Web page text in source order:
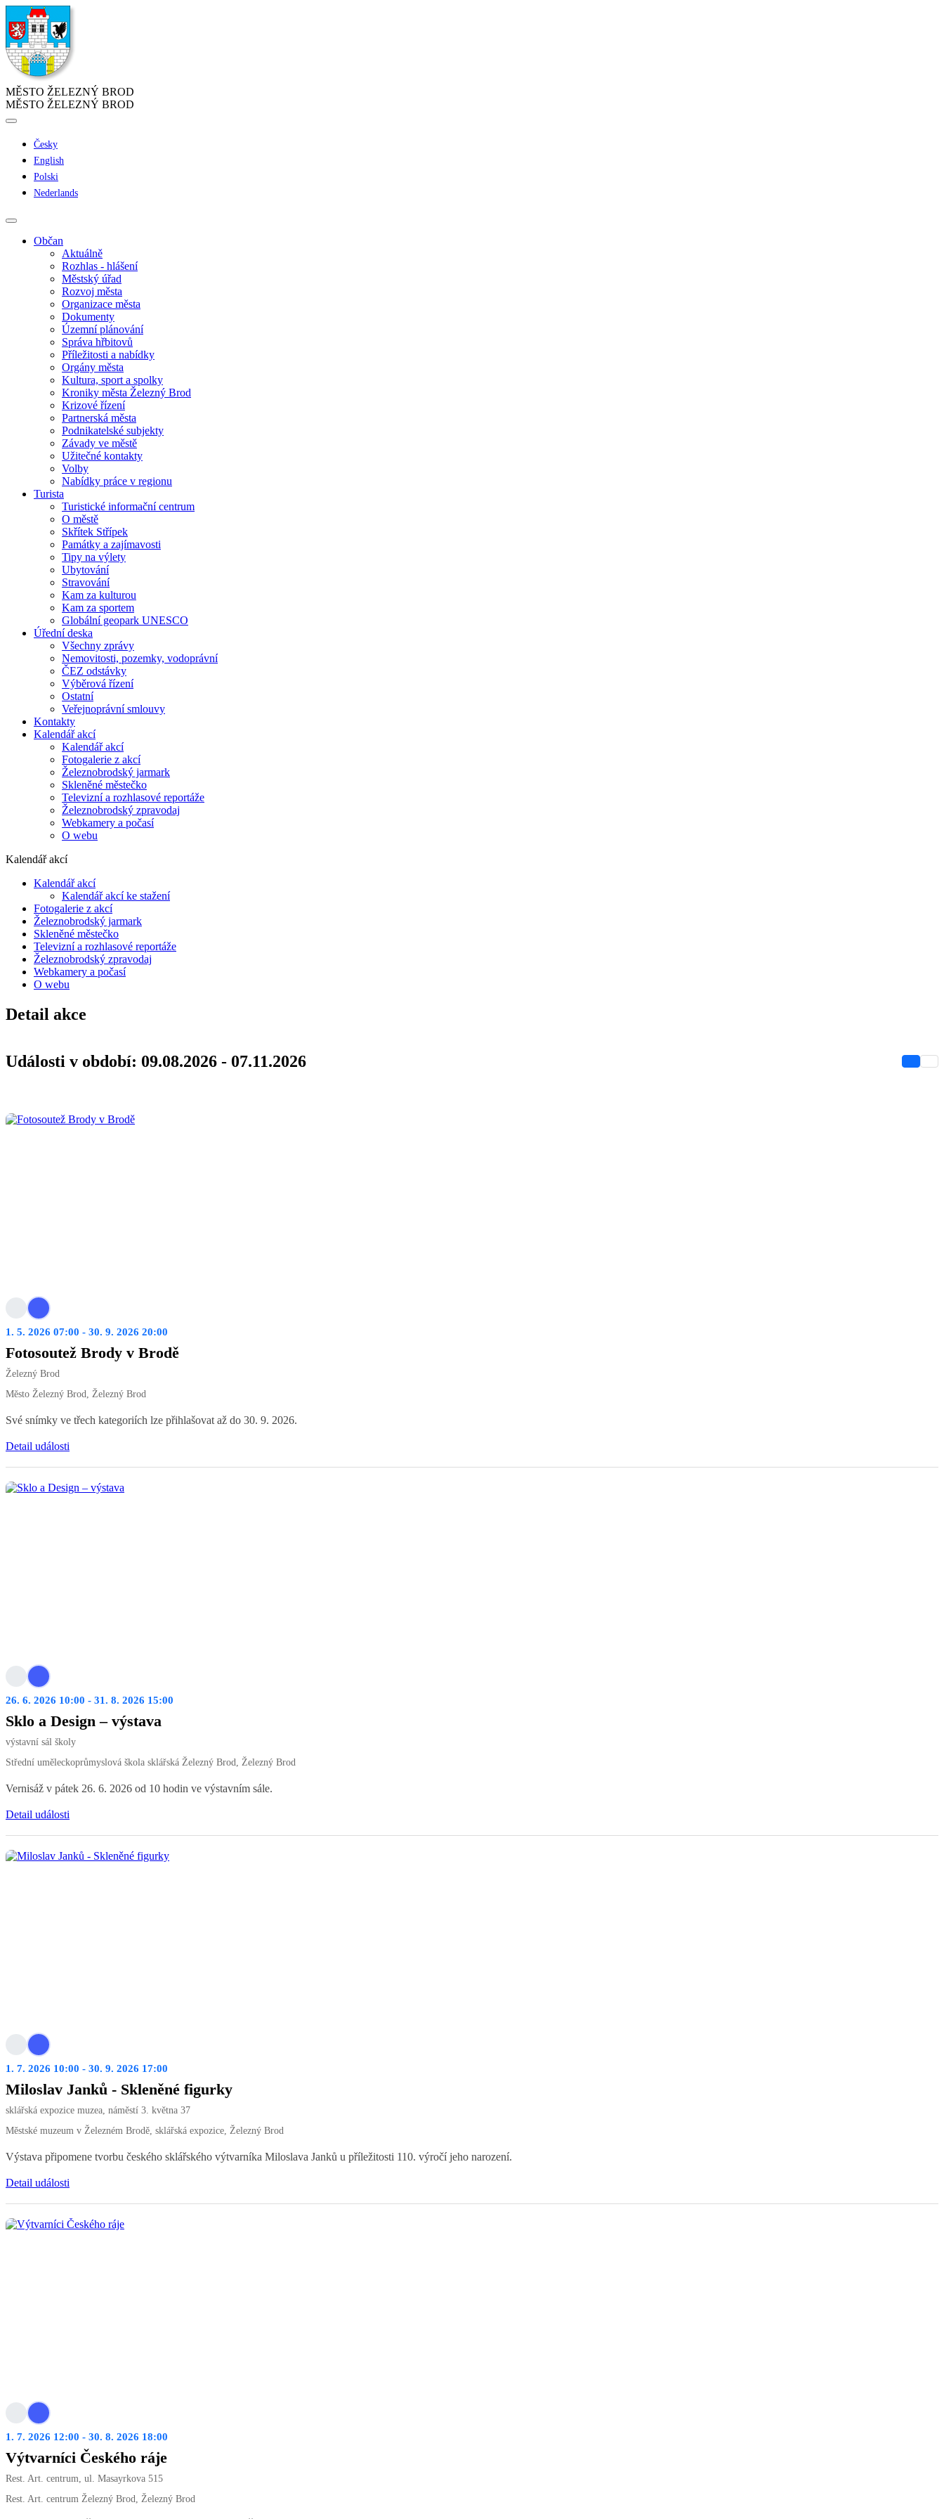
MĚSTO ŽELEZNÝ BROD
MĚSTO ŽELEZNÝ BROD
Česky
English
Polski
Nederlands
Občan
Aktuálně
Rozhlas - hlášení
Městský úřad
Rozvoj města
Organizace města
Dokumenty
Územní plánování
Správa hřbitovů
Příležitosti a nabídky
Orgány města
Kultura, sport a spolky
Kroniky města Železný Brod
Krizové řízení
Partnerská města
Podnikatelské subjekty
Závady ve městě
Užitečné kontakty
Volby
Nabídky práce v regionu
Turista
Turistické informační centrum
O městě
Skřítek Střípek
Památky a zajímavosti
Tipy na výlety
Ubytování
Stravování
Kam za kulturou
Kam za sportem
Globální geopark UNESCO
Úřední deska
Všechny zprávy
Nemovitosti, pozemky, vodoprávní
ČEZ odstávky
Výběrová řízení
Ostatní
Veřejnoprávní smlouvy
Kontakty
Kalendář akcí
Kalendář akcí
Fotogalerie z akcí
Železnobrodský jarmark
Skleněné městečko
Televizní a rozhlasové reportáže
Železnobrodský zpravodaj
Webkamery a počasí
O webu
Kalendář akcí
Kalendář akcí
Kalendář akcí ke stažení
Fotogalerie z akcí
Železnobrodský jarmark
Skleněné městečko
Televizní a rozhlasové reportáže
Železnobrodský zpravodaj
Webkamery a počasí
O webu
Detail akce
Události v období: 09.08.2026 - 07.11.2026
1. 5. 2026 07:00 - 30. 9. 2026 20:00
Fotosoutež Brody v Brodě
Železný Brod
Město Železný Brod, Železný Brod
Své snímky ve třech kategoriích lze přihlašovat až do 30. 9. 2026.
Detail události
26. 6. 2026 10:00 - 31. 8. 2026 15:00
Sklo a Design – výstava
výstavní sál školy
Střední uměleckoprůmyslová škola sklářská Železný Brod, Železný Brod
Vernisáž v pátek 26. 6. 2026 od 10 hodin ve výstavním sále.
Detail události
1. 7. 2026 10:00 - 30. 9. 2026 17:00
Miloslav Janků - Skleněné figurky
sklářská expozice muzea, náměstí 3. května 37
Městské muzeum v Železném Brodě, sklářská expozice, Železný Brod
Výstava připomene tvorbu českého sklářského výtvarníka Miloslava Janků u příležitosti 110. výročí jeho narození.
Detail události
1. 7. 2026 12:00 - 30. 8. 2026 18:00
Výtvarníci Českého ráje
Rest. Art. centrum, ul. Masayrkova 515
Rest. Art. centrum Železný Brod, Železný Brod